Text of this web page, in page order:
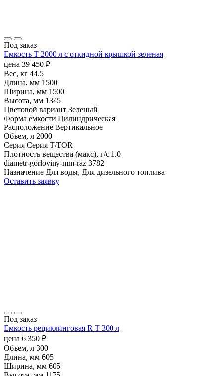
Под заказ
Емкость T 2000 л с откидной крышкой зеленая
цена 39 450 ₽
Вес, кг 44.5
Длина, мм 1500
Ширина, мм 1500
Высота, мм 1345
Цветовой вариант Зеленый
Форма емкости Цилиндрическая
Расположение Вертикальное
Объем, л 2000
Серия Серия T/TOR
Плотность вещества (макс), г/с 1.0
diametr-gorloviny-mm-raz 3782
Назначение Для воды, Для дизельного топлива
Оставить заявку
Под заказ
Емкость рециклинговая R T 300 л
цена 6 350 ₽
Объем, л 300
Длина, мм 605
Ширина, мм 605